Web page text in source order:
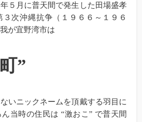
５月に普天間で発生した田場盛孝
次沖縄抗争（１９６６～１９６
が宜野湾市は
”
いニックネームを頂戴する羽目に
当時の住民は “激おこ” で普天間